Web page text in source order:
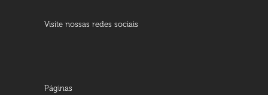
Visite nossas redes sociais
Páginas